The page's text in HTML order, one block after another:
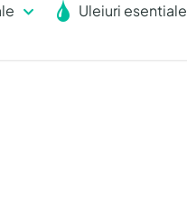
Uleiuri esentiale